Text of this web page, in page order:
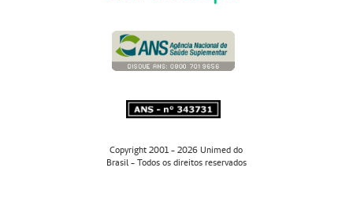
Copyright 2001 - 2026 Unimed do
Brasil - Todos os direitos reservados